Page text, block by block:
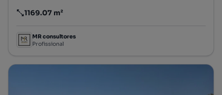
Preço por metro quadrado
1169.07 m²
MR consultores
Profissional